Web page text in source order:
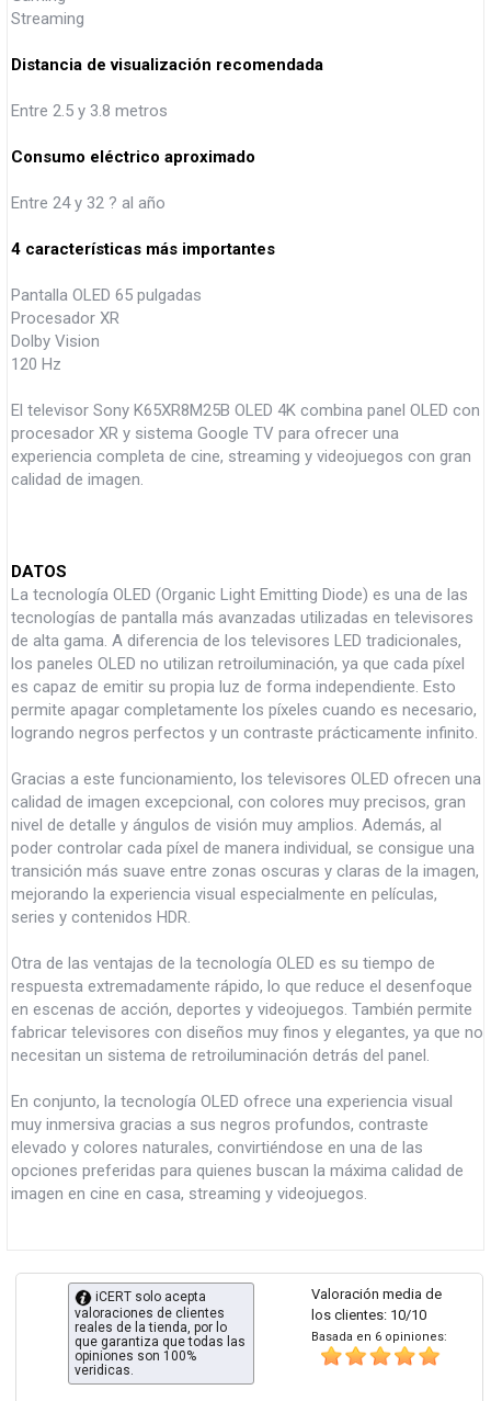
Streaming
Distancia de visualización recomendada
Entre 2.5 y 3.8 metros
Consumo eléctrico aproximado
Entre 24 y 32 ? al año
4 características más importantes
Pantalla OLED 65 pulgadas
Procesador XR
Dolby Vision
120 Hz
El televisor Sony K65XR8M25B OLED 4K combina panel OLED con
procesador XR y sistema Google TV para ofrecer una
experiencia completa de cine, streaming y videojuegos con gran
calidad de imagen.
DATOS
La tecnología OLED (Organic Light Emitting Diode) es una de las
tecnologías de pantalla más avanzadas utilizadas en televisores
de alta gama. A diferencia de los televisores LED tradicionales,
los paneles OLED no utilizan retroiluminación, ya que cada píxel
es capaz de emitir su propia luz de forma independiente. Esto
permite apagar completamente los píxeles cuando es necesario,
logrando negros perfectos y un contraste prácticamente infinito.
Gracias a este funcionamiento, los televisores OLED ofrecen una
calidad de imagen excepcional, con colores muy precisos, gran
nivel de detalle y ángulos de visión muy amplios. Además, al
poder controlar cada píxel de manera individual, se consigue una
transición más suave entre zonas oscuras y claras de la imagen,
mejorando la experiencia visual especialmente en películas,
series y contenidos HDR.
Otra de las ventajas de la tecnología OLED es su tiempo de
respuesta extremadamente rápido, lo que reduce el desenfoque
en escenas de acción, deportes y videojuegos. También permite
fabricar televisores con diseños muy finos y elegantes, ya que no
necesitan un sistema de retroiluminación detrás del panel.
En conjunto, la tecnología OLED ofrece una experiencia visual
muy inmersiva gracias a sus negros profundos, contraste
elevado y colores naturales, convirtiéndose en una de las
opciones preferidas para quienes buscan la máxima calidad de
imagen en cine en casa, streaming y videojuegos.
Valoración media de
los clientes: 10/10
Basada en 6 opiniones:
iCERT solo acepta
valoraciones de clientes
reales de la tienda, por lo
que garantiza que todas las
opiniones son 100%
veridicas.